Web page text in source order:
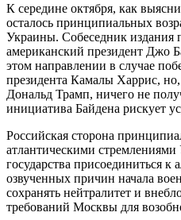
К середине октября, как
осталось принципиальных
Украины. Собеседник издания
американский президент Джо
этом направлении в случае
президента Камалы Харрис,
Дональд Трамп, ничего не
инициатива Байдена рискует
Российская сторона
атлантическими
государства присоединиться к
озвученных причин начала
сохранять нейтралитет и
требований Москвы для